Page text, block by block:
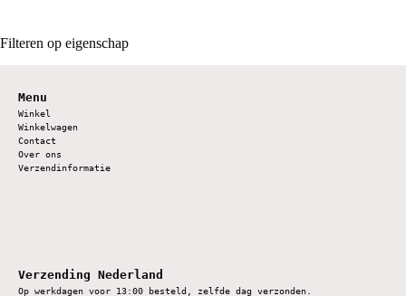
Filteren op eigenschap
Menu
Winkel
Winkelwagen
Contact
Over ons
Verzendinformatie
Verzending Nederland
Op werkdagen voor 13:00 besteld, zelfde dag verzonden.